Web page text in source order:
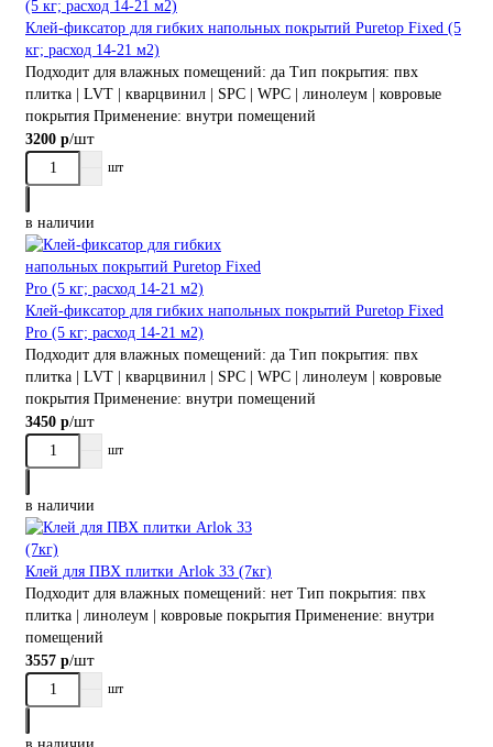
Клей-фиксатор для гибких напольных покрытий Puretop Fixed (5
кг; расход 14-21 м2)
Подходит для влажных помещений: да Тип покрытия: пвх
плитка | LVT | кварцвинил | SPC | WPC | линолеум | ковровые
покрытия Применение: внутри помещений
3200 р/шт
шт
в наличии
Клей-фиксатор для гибких напольных покрытий Puretop Fixed
Pro (5 кг; расход 14-21 м2)
Подходит для влажных помещений: да Тип покрытия: пвх
плитка | LVT | кварцвинил | SPC | WPC | линолеум | ковровые
покрытия Применение: внутри помещений
3450 р/шт
шт
в наличии
Клей для ПВХ плитки Arlok 33 (7кг)
Подходит для влажных помещений: нет Тип покрытия: пвх
плитка | линолеум | ковровые покрытия Применение: внутри
помещений
3557 р/шт
шт